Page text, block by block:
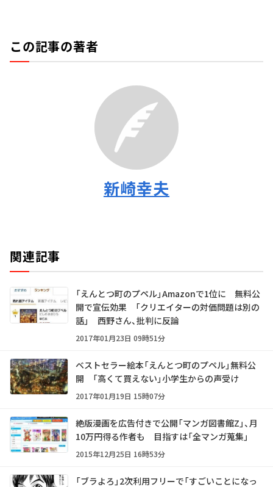
この記事の著者
新崎幸夫
関連記事
「えんとつ町のプペル」Amazonで1位に 無料公
開で宣伝効果 「クリエイターの対価問題は別の
話」 西野さん、批判に反論
2017年01月23日 09時51分
ベストセラー絵本「えんとつ町のプペル」無料公
開 「高くて買えない」小学生からの声受け
2017年01月19日 15時07分
絶版漫画を広告付きで公開「マンガ図書館Z」、月
10万円得る作者も 目指すは「全マンガ蒐集」
2015年12月25日 16時53分
「ブラよろ」2次利用フリーで「すごいことになっ